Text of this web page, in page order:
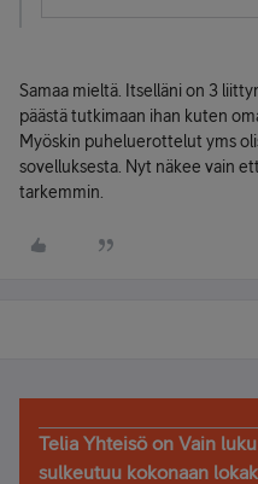
Samaa mieltä. Itselläni on 3
päästä tutkimaan ihan kuten
Myöskin puheluerottelut yms
sovelluksesta. Nyt näkee vain
tarkemmin.
Telia Yhteisö on Vain
sulkeutuu kokonaan